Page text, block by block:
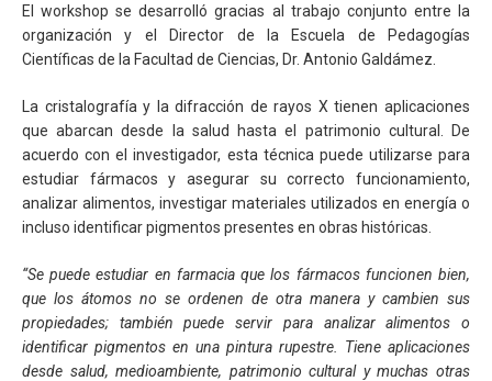
El workshop se desarrolló gracias al trabajo conjunto entre la
organización y el Director de la Escuela de Pedagogías
Científicas de la Facultad de Ciencias, Dr. Antonio Galdámez.
La cristalografía y la difracción de rayos X tienen aplicaciones
que abarcan desde la salud hasta el patrimonio cultural. De
acuerdo con el investigador, esta técnica puede utilizarse para
estudiar fármacos y asegurar su correcto funcionamiento,
analizar alimentos, investigar materiales utilizados en energía o
incluso identificar pigmentos presentes en obras históricas.
“Se puede estudiar en farmacia que los fármacos funcionen bien,
que los átomos no se ordenen de otra manera y cambien sus
propiedades; también puede servir para analizar alimentos o
identificar pigmentos en una pintura rupestre. Tiene aplicaciones
desde salud, medioambiente, patrimonio cultural y muchas otras